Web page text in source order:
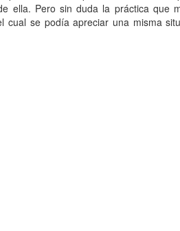
ella. Pero sin duda la práctica que
cual se podía apreciar una misma